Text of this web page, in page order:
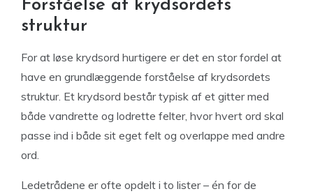
Forståelse af krydsordets
struktur
For at løse krydsord hurtigere er det en stor fordel at
have en grundlæggende forståelse af krydsordets
struktur. Et krydsord består typisk af et gitter med
både vandrette og lodrette felter, hvor hvert ord skal
passe ind i både sit eget felt og overlappe med andre
ord.
Ledetrådene er ofte opdelt i to lister – én for de